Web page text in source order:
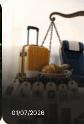
01/07/2026